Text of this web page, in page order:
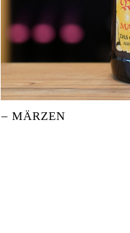
MÄRZEN
- MÄRZEN MENGE